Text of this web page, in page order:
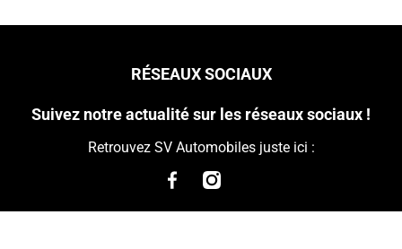
RÉSEAUX SOCIAUX
Suivez notre actualité sur les réseaux sociaux !
Retrouvez SV Automobiles juste ici :